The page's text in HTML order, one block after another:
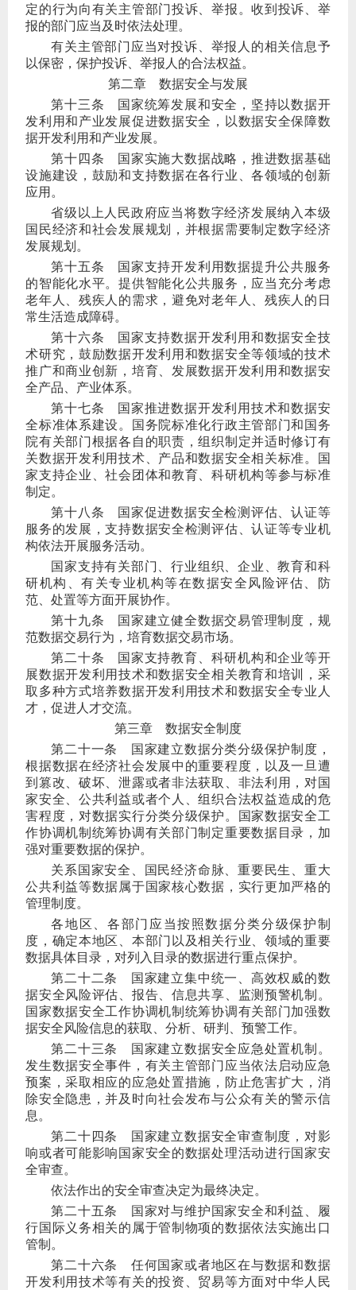
定的行为向有关主管部门投诉、举报。收到投诉、举
报的部门应当及时依法处理。
有关主管部门应当对投诉、举报人的相关信息予
以保密，保护投诉、举报人的合法权益。
第二章 数据安全与发展
第十三条 国家统筹发展和安全，坚持以数据开
发利用和产业发展促进数据安全，以数据安全保障数
据开发利用和产业发展。
第十四条 国家实施大数据战略，推进数据基础
设施建设，鼓励和支持数据在各行业、各领域的创新
应用。
省级以上人民政府应当将数字经济发展纳入本级
国民经济和社会发展规划，并根据需要制定数字经济
发展规划。
第十五条 国家支持开发利用数据提升公共服务
的智能化水平。提供智能化公共服务，应当充分考虑
老年人、残疾人的需求，避免对老年人、残疾人的日
常生活造成障碍。
第十六条 国家支持数据开发利用和数据安全技
术研究，鼓励数据开发利用和数据安全等领域的技术
推广和商业创新，培育、发展数据开发利用和数据安
全产品、产业体系。
第十七条 国家推进数据开发利用技术和数据安
全标准体系建设。国务院标准化行政主管部门和国务
院有关部门根据各自的职责，组织制定并适时修订有
关数据开发利用技术、产品和数据安全相关标准。国
家支持企业、社会团体和教育、科研机构等参与标准
制定。
第十八条 国家促进数据安全检测评估、认证等
服务的发展，支持数据安全检测评估、认证等专业机
构依法开展服务活动。
国家支持有关部门、行业组织、企业、教育和科
研机构、有关专业机构等在数据安全风险评估、防
范、处置等方面开展协作。
第十九条 国家建立健全数据交易管理制度，规
范数据交易行为，培育数据交易市场。
第二十条 国家支持教育、科研机构和企业等开
展数据开发利用技术和数据安全相关教育和培训，采
取多种方式培养数据开发利用技术和数据安全专业人
才，促进人才交流。
第三章 数据安全制度
第二十一条
国家建立数据分类分级保护制度，
根据数据在经济社会发展中的重要程度，以及一旦遭
到篡改、破坏、泄露或者非法获取、非法利用，对国
家安全、公共利益或者个人、组织合法权益造成的危
害程度，对数据实行分类分级保护。国家数据安全工
作协调机制统筹协调有关部门制定重要数据目录，加
强对重要数据的保护。
关系国家安全、国民经济命脉、重要民生、重大
公共利益等数据属于国家核心数据，实行更加严格的
管理制度。
各地区、各部门应当按照数据分类分级保护制
度，确定本地区、本部门以及相关行业、领域的重要
数据具体目录，对列入目录的数据进行重点保护。
第二十二条
国家建立集中统一、高效权威的数
据安全风险评估、报告、信息共享、监测预警机制。
国家数据安全工作协调机制统筹协调有关部门加强数
据安全风险信息的获取、分析、研判、预警工作。
第二十三条
国家建立数据安全应急处置机制。
发生数据安全事件，有关主管部门应当依法启动应急
预案，采取相应的应急处置措施，防止危害扩大，消
除安全隐患，并及时向社会发布与公众有关的警示信
息。
第二十四条
国家建立数据安全审查制度，对影
响或者可能影响国家安全的数据处理活动进行国家安
全审查。
依法作出的安全审查决定为最终决定。
第二十五条
国家对与维护国家安全和利益、履
行国际义务相关的属于管制物项的数据依法实施出口
管制。
第二十六条
任何国家或者地区在与数据和数据
开发利用技术等有关的投资、贸易等方面对中华人民